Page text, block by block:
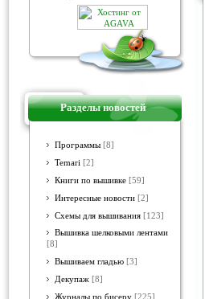
Разделы новостей
Программы [8]
Temari [2]
Книги по вышивке [59]
Интересные новости [2]
Схемы для вышивания [123]
Вышивка шелковыми лентами
[8]
Вышиваем гладью [3]
Декупаж [8]
Журналы по бисеру [225]